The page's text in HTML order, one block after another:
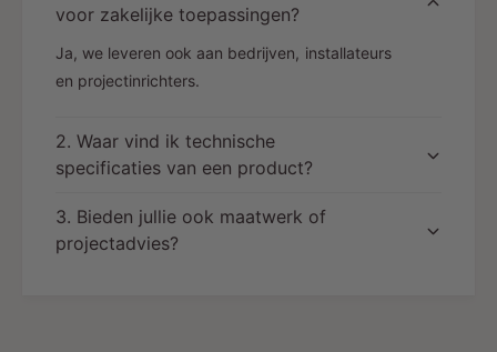
voor zakelijke toepassingen?
Ja, we leveren ook aan bedrijven, installateurs
en projectinrichters.
2. Waar vind ik technische
specificaties van een product?
3. Bieden jullie ook maatwerk of
projectadvies?